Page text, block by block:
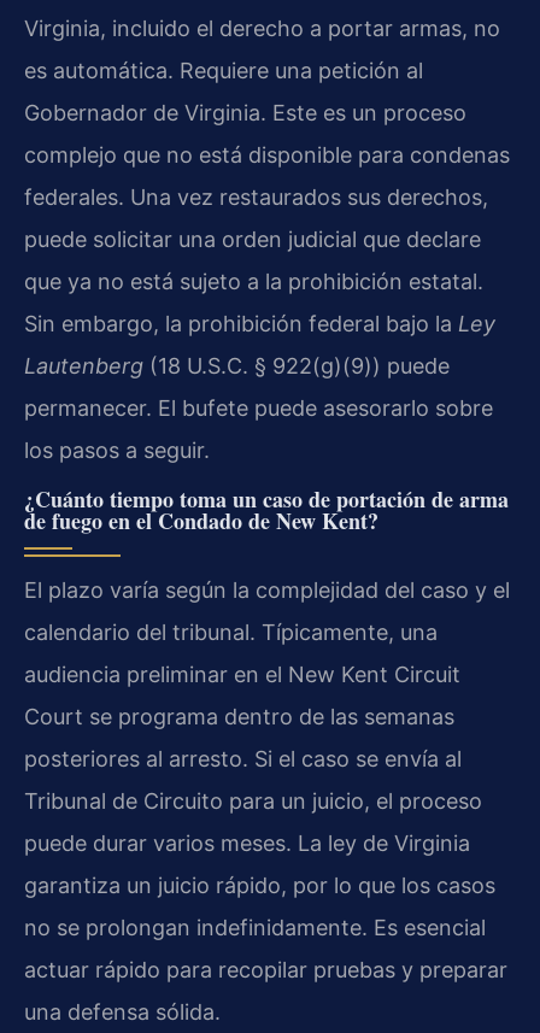
Virginia, incluido el derecho a portar armas, no
es automática. Requiere una petición al
Gobernador de Virginia. Este es un proceso
complejo que no está disponible para condenas
federales. Una vez restaurados sus derechos,
puede solicitar una orden judicial que declare
que ya no está sujeto a la prohibición estatal.
Sin embargo, la prohibición federal bajo la Ley
Lautenberg (18 U.S.C. § 922(g)(9)) puede
permanecer. El bufete puede asesorarlo sobre
los pasos a seguir.
¿Cuánto tiempo toma un caso de portación de arma
de fuego en el Condado de New Kent?
El plazo varía según la complejidad del caso y el
calendario del tribunal. Típicamente, una
audiencia preliminar en el New Kent Circuit
Court se programa dentro de las semanas
posteriores al arresto. Si el caso se envía al
Tribunal de Circuito para un juicio, el proceso
puede durar varios meses. La ley de Virginia
garantiza un juicio rápido, por lo que los casos
no se prolongan indefinidamente. Es esencial
actuar rápido para recopilar pruebas y preparar
una defensa sólida.